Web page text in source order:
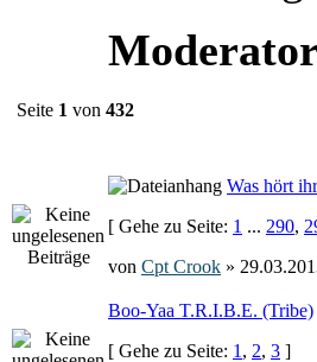
Seite 1 von 432
Was hört
[ Gehe zu Seite: 1 ... 290,
von Cpt Crook »
Boo-Yaa T.R.I.B.E. (Tribe)
[ Gehe zu Seite: 1 , 2, 3 ]